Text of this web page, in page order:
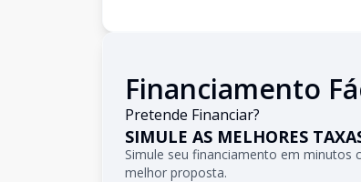
Financiamento
Pretende Financiar?
SIMULE AS MELHORES
Simule seu financiamento em minutos
melhor proposta.